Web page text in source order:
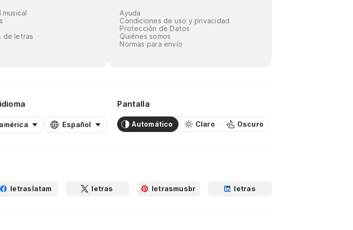
de letras
Ayuda
Condiciones de uso y privacidad
Protección de Datos
Quiénes somos
Normas para envío
Español
Pantalla
Automático Claro Oscuro
letraslatam letras letrasmusbr letras